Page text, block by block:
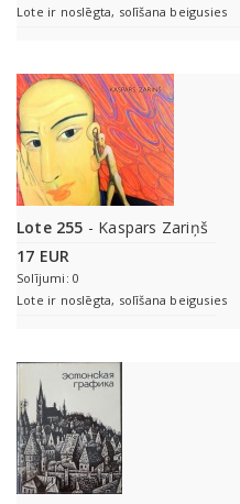
Lote ir noslēgta, solīšana beigusies
Lote 255 - Kaspars Zariņš
17 EUR
Solījumi: 0
Lote ir noslēgta, solīšana beigusies